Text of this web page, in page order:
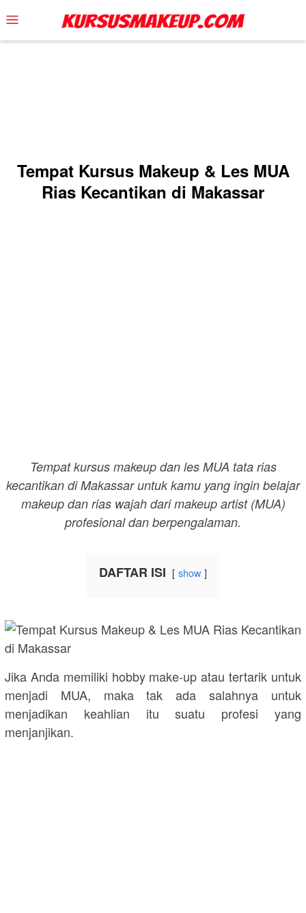
to
content
Mobile
Menu
Tempat Kursus Makeup & Les MUA
Rias Kecantikan di Makassar
Tempat kursus makeup dan les MUA tata rias
kecantikan di Makassar untuk kamu yang ingin belajar
makeup dan rias wajah dari makeup artist (MUA)
profesional dan berpengalaman.
DAFTAR ISI show
Jika Anda memiliki hobby make-up atau tertarik untuk
menjadi MUA, maka tak ada salahnya untuk
menjadikan keahlian itu suatu profesi yang
menjanjikan.